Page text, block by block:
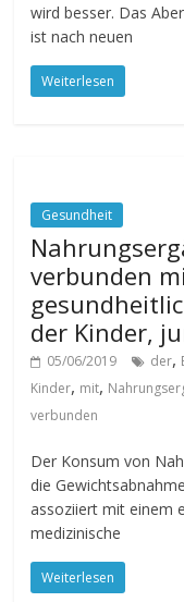
wird besser. Das
ist nach neuen
Weiterlesen
Gesundheit
verbunden
der Kinder,
05/06/2019 der,
Kinder, mit,
verbunden
Der Konsum von
die
assoziiert mit einem
medizinische
Weiterlesen